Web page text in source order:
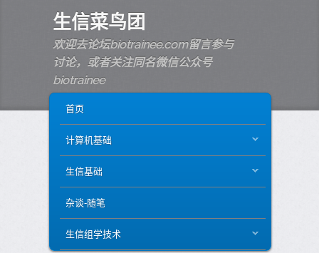
生信菜鸟团
欢迎去论坛biotrainee.com留言参与
讨论，或者关注同名微信公众号
biotrainee
SKIP TO PRIMARY CONTENT
SKIP TO SECONDARY CONTENT
首页
计算机基础
生信基础
杂谈-随笔
生信组学技术